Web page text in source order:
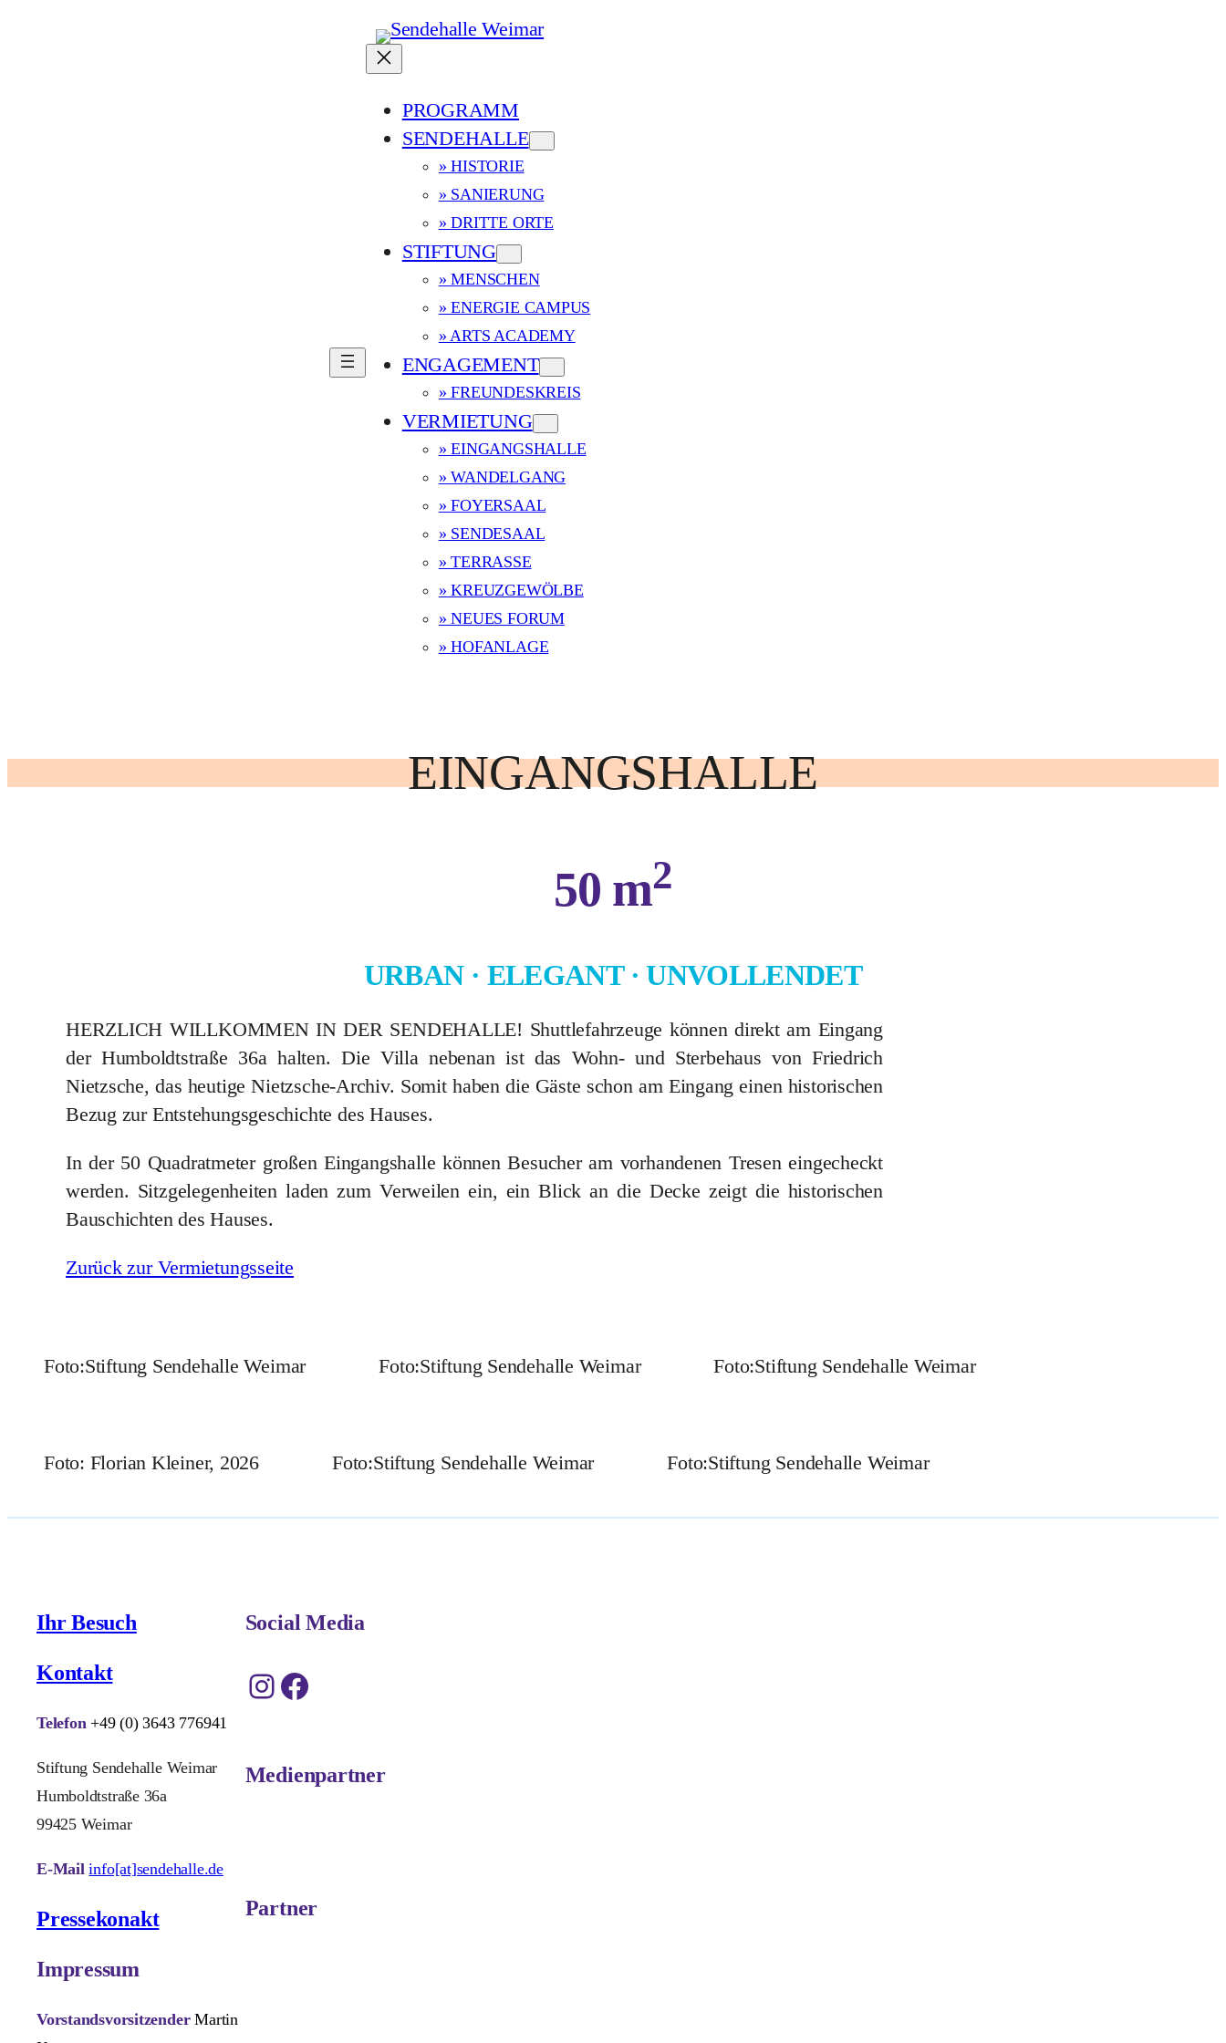
PROGRAMM
SENDEHALLE
» HISTORIE
» SANIERUNG
» DRITTE ORTE
STIFTUNG
» MENSCHEN
» ENERGIE CAMPUS
» ARTS ACADEMY
ENGAGEMENT
» FREUNDESKREIS
VERMIETUNG
» EINGANGSHALLE
» WANDELGANG
» FOYERSAAL
» SENDESAAL
» TERRASSE
» KREUZGEWÖLBE
» NEUES FORUM
» HOFANLAGE
EINGANGSHALLE
50 m2
URBAN · ELEGANT · UNVOLLENDET
HERZLICH WILLKOMMEN IN DER SENDEHALLE! Shuttlefahrzeuge können direkt am Eingang
der Humboldtstraße 36a halten. Die Villa nebenan ist das Wohn- und Sterbehaus von Friedrich
Nietzsche, das heutige Nietzsche-Archiv. Somit haben die Gäste schon am Eingang einen historischen
Bezug zur Entstehungsgeschichte des Hauses.
In der 50 Quadratmeter großen Eingangshalle können Besucher am vorhandenen Tresen eingecheckt
werden. Sitzgelegenheiten laden zum Verweilen ein, ein Blick an die Decke zeigt die historischen
Bauschichten des Hauses.
Zurück zur Vermietungsseite
Foto:Stiftung Sendehalle Weimar Foto:Stiftung Sendehalle Weimar Foto:Stiftung Sendehalle Weimar
Foto: Florian Kleiner, 2026 Foto:Stiftung Sendehalle Weimar Foto:Stiftung Sendehalle Weimar
Ihr Besuch
Kontakt
Telefon +49 (0) 3643 776941
Stiftung Sendehalle Weimar
Humboldtstraße 36a
99425 Weimar
E-Mail info[at]sendehalle.de
Pressekonakt
Impressum
Vorstandsvorsitzender Martin
Social Media
Instagram Facebook
Medienpartner
Partner